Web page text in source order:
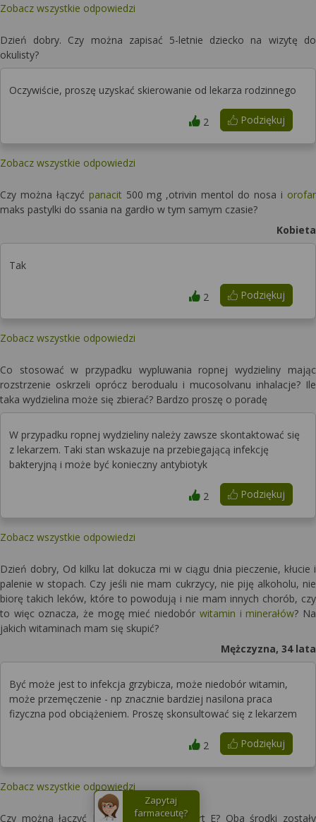
Zapytaj
farmaceutę?
Zobacz wszystkie odpowiedzi
Dzień dobry. Czy można zapisać 5-letnie dziecko na wizytę do
okulisty?
Oczywiście, proszę uzyskać skierowanie od lekarza rodzinnego
Podziękuj
2
Zobacz wszystkie odpowiedzi
Czy można łączyć panacit500 mg ,otrivin mentol do nosa i orofar
maks pastylki do ssania na gardło w tym samym czasie?
Kobieta
Tak
Podziękuj
2
Zobacz wszystkie odpowiedzi
Co stosować w przypadku wypluwania ropnej wydzieliny mając
rozstrzenie oskrzeli oprócz berodualu i mucosolvanu inhalacje? Ile
taka wydzielina może się zbierać? Bardzo proszę o poradę
W przypadku ropnej wydzieliny należy zawsze skontaktować się
z lekarzem. Taki stan wskazuje na przebiegającą infekcję
bakteryjną i może być konieczny antybiotyk
Podziękuj
2
Zobacz wszystkie odpowiedzi
Dzień dobry, Od kilku lat dokucza mi w ciągu dnia pieczenie, kłucie i
palenie w stopach. Czy jeśli nie mam cukrzycy, nie piję alkoholu, nie
biorę takich leków, które to powodują i nie mam innych chorób, czy
to więc oznacza, że mogę mieć niedobór witamin i minerałów? Na
jakich witaminach mam się skupić?
Mężczyzna, 34 lata
Być może jest to infekcja grzybicza, może niedobór witamin,
może przemęczenie - np znacznie bardziej nasilona praca
fizyczna pod obciążeniem. Proszę skonsultować się z lekarzem
Podziękuj
2
Zobacz wszystkie odpowiedzi
Czy można łączyć Minovivax 5% i Alpicort E? Oba środki zostały